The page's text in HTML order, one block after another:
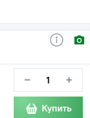
− +
Купить